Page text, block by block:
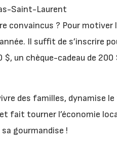
Saint-Laurent
convaincus ? Pour motiver
Il suffit de s’inscrire
un chèque-cadeau de 200
des familles, dynamise
fait tourner l’économie
gourmandise !